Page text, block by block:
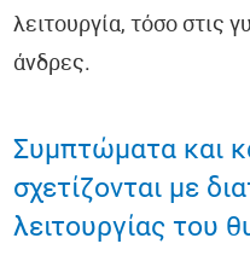
λειτουργία, τόσο στις
άνδρες.
Συμπτώματα και
σχετίζονται με
λειτουργίας του